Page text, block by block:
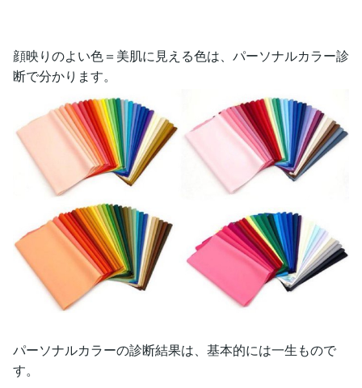
顔映りのよい色＝美肌に見える色は、パーソナルカラー診
断で分かります。
パーソナルカラーの診断結果は、基本的には一生もので
す。